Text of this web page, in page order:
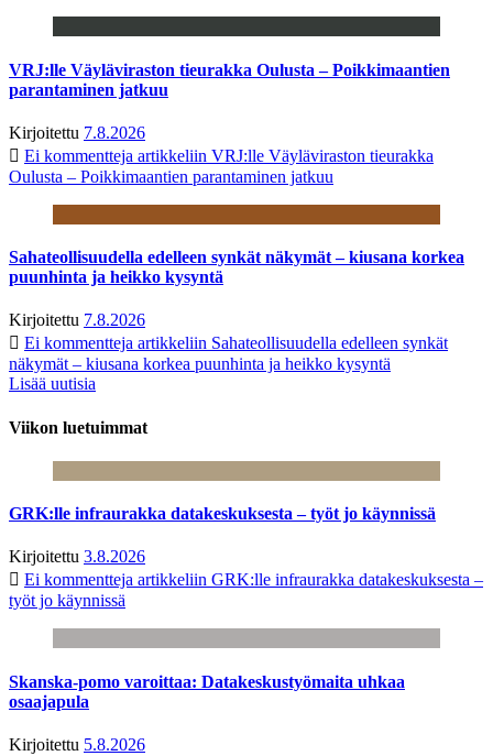
VRJ:lle Väyläviraston tieurakka Oulusta – Poikkimaantien
parantaminen jatkuu
Kirjoitettu 7.8.2026
Ei kommentteja artikkeliin VRJ:lle Väyläviraston tieurakka
Oulusta – Poikkimaantien parantaminen jatkuu
Sahateollisuudella edelleen synkät näkymät – kiusana korkea
puunhinta ja heikko kysyntä
Kirjoitettu 7.8.2026
Ei kommentteja artikkeliin Sahateollisuudella edelleen synkät
näkymät – kiusana korkea puunhinta ja heikko kysyntä
Lisää uutisia
Viikon luetuimmat
GRK:lle infraurakka datakeskuksesta – työt jo käynnissä
Kirjoitettu 3.8.2026
Ei kommentteja artikkeliin GRK:lle infraurakka datakeskuksesta –
työt jo käynnissä
Skanska-pomo varoittaa: Datakeskustyömaita uhkaa
osaajapula
Kirjoitettu 5.8.2026